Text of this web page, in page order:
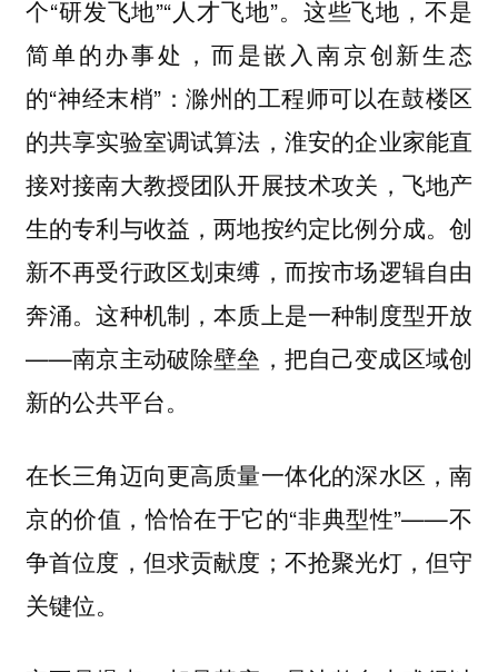
个“研发飞地”“人才飞地”。这些飞地，不是
简单的办事处，而是嵌入南京创新生态
的“神经末梢”：滁州的工程师可以在鼓楼区
的共享实验室调试算法，淮安的企业家能直
接对接南大教授团队开展技术攻关，飞地产
生的专利与收益，两地按约定比例分成。创
新不再受行政区划束缚，而按市场逻辑自由
奔涌。这种机制，本质上是一种制度型开放
——南京主动破除壁垒，把自己变成区域创
新的公共平台。
在长三角迈向更高质量一体化的深水区，南
京的价值，恰恰在于它的“非典型性”——不
争首位度，但求贡献度；不抢聚光灯，但守
关键位。